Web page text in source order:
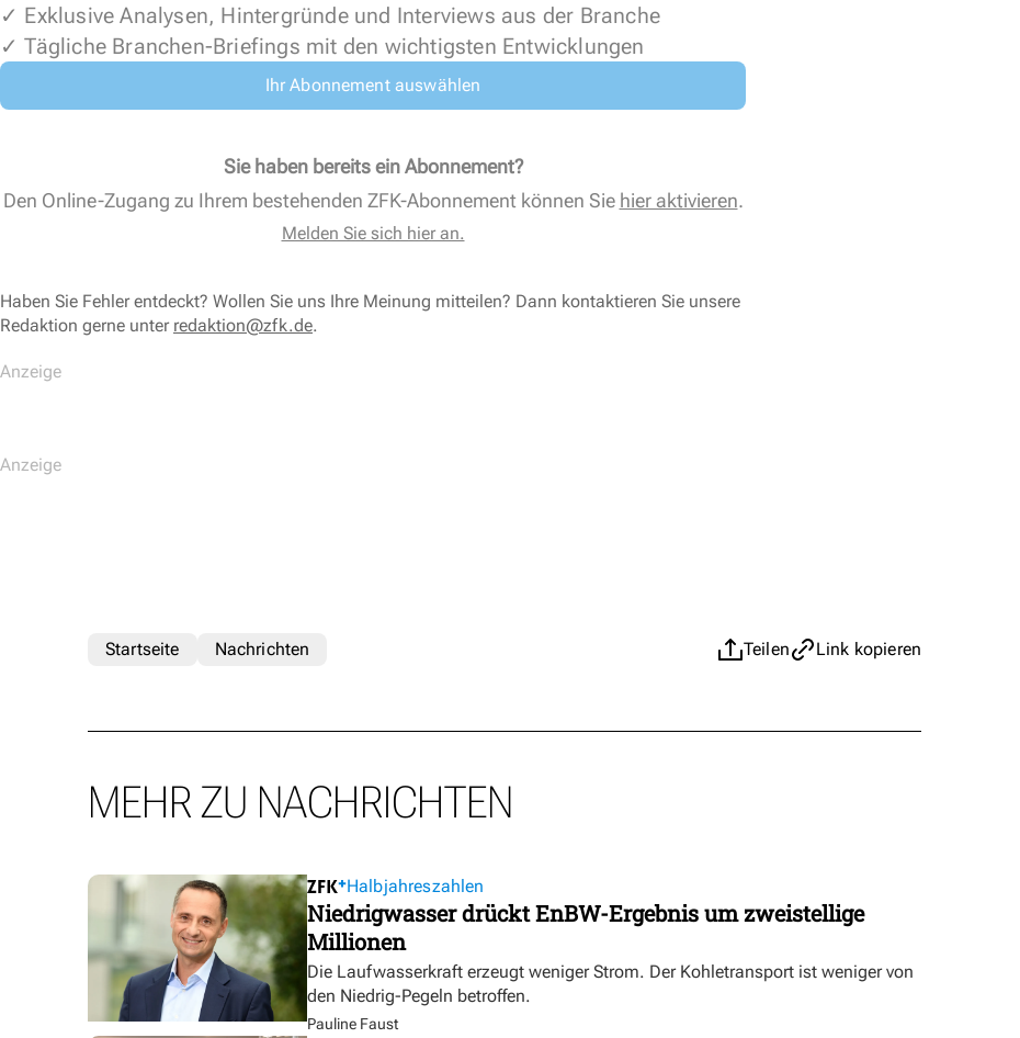
✓ Exklusive Analysen, Hintergründe und Interviews aus der Branche
✓ Tägliche Branchen-Briefings mit den wichtigsten Entwicklungen
Ihr Abonnement auswählen
Sie haben bereits ein Abonnement?
Den Online-Zugang zu Ihrem bestehenden ZFK-Abonnement können Sie hier aktivieren.
Melden Sie sich hier an.
Haben Sie Fehler entdeckt? Wollen Sie uns Ihre Meinung mitteilen? Dann kontaktieren Sie unsere
Redaktion gerne unter redaktion@zfk.de.
Teilen Link kopieren
Startseite Nachrichten
MEHR ZU NACHRICHTEN
Halbjahreszahlen
Niedrigwasser drückt EnBW-Ergebnis um zweistellige
Millionen
Die Laufwasserkraft erzeugt weniger Strom. Der Kohletransport ist weniger von
den Niedrig-Pegeln betroffen.
Pauline Faust